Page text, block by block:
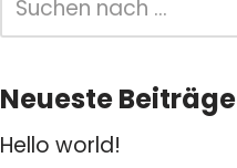
Neueste Beiträge
Hello world!